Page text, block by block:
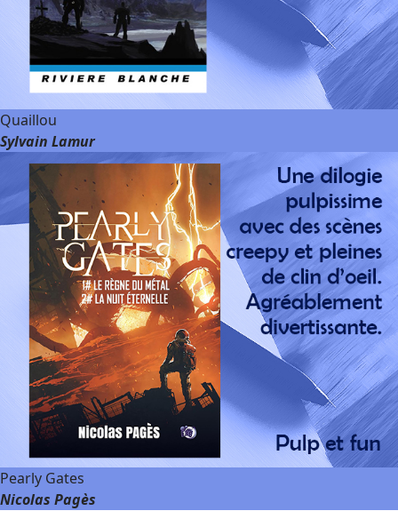
Quaillou
Sylvain Lamur
Pearly Gates
Nicolas Pagès